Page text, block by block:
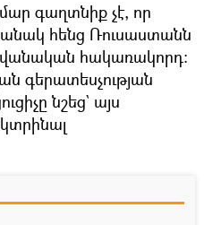
գաղտնիք չէ, որ
հենց Ռուսաստանն
հակառակորդ։
գերատեսչության
նշեց` այս